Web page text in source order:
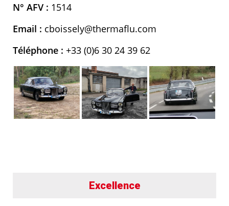
N° AFV : 1514
Email : cboissely@thermaflu.com
Téléphone : +33 (0)6 30 24 39 62
Excellence